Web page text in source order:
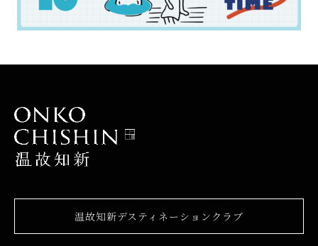
温故知新デスティネーションクラブ